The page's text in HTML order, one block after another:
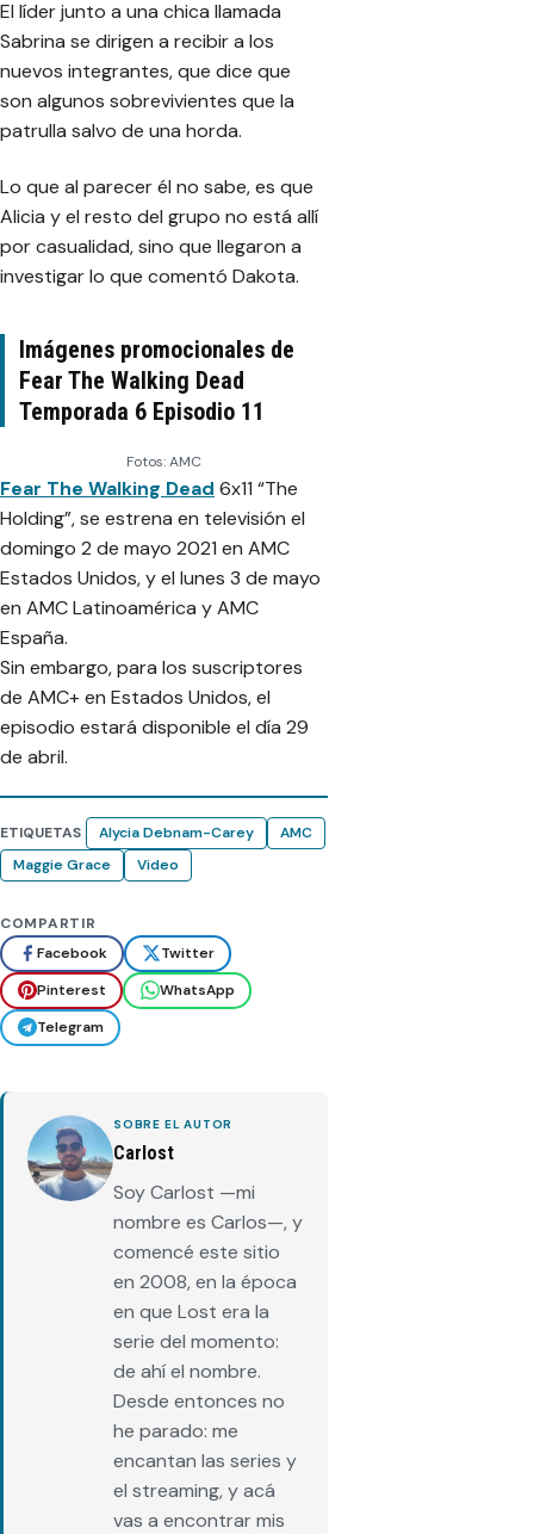
El líder junto a una chica llamada
Sabrina se dirigen a recibir a los
nuevos integrantes, que dice que
son algunos sobrevivientes que la
patrulla salvo de una horda.
Lo que al parecer él no sabe, es que
Alicia y el resto del grupo no está allí
por casualidad, sino que llegaron a
investigar lo que comentó Dakota.
Imágenes promocionales de
Fear The Walking Dead
Temporada 6 Episodio 11
Fotos: AMC
Fear The Walking Dead 6x11 “The
Holding”, se estrena en televisión el
domingo 2 de mayo 2021 en AMC
Estados Unidos, y el lunes 3 de mayo
en AMC Latinoamérica y AMC
España.
Sin embargo, para los suscriptores
de AMC+ en Estados Unidos, el
episodio estará disponible el día 29
de abril.
ETIQUETAS Alycia Debnam-Carey
AMC
Maggie Grace
Video
COMPARTIR
Facebook
Twitter
Pinterest
WhatsApp
Telegram
SOBRE EL AUTOR
Carlost
Soy Carlost —mi
nombre es Carlos—, y
comencé este sitio
en 2008, en la época
en que Lost era la
serie del momento:
de ahí el nombre.
Desde entonces no
he parado: me
encantan las series y
el streaming, y acá
vas a encontrar mis